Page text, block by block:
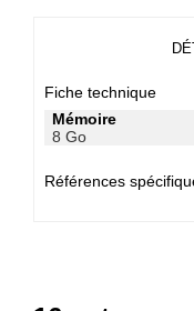
Fiche technique
Mémoire
8 Go
Références